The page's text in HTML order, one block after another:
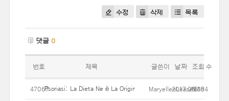
수정 삭제 목록
댓글 0
번호 제목 글쓴이 날짜 조회 수
47067Psoriasi: La Dieta Ne è La Origine, La Dieta è La Cura
MaryellenLease9834
2017.06.16
16